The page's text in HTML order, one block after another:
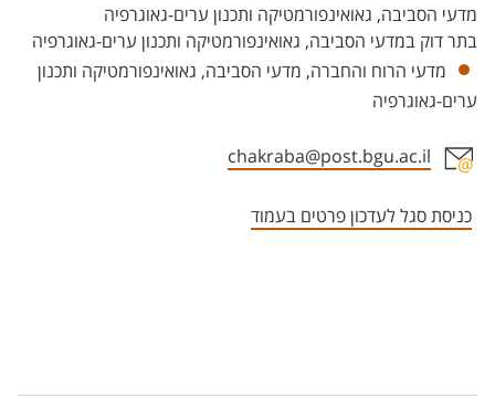
מדעי הסביבה, גאואינפורמטיקה ותכנון ערים-גאוגרפיה
בתר דוק במדעי הסביבה, גאואינפורמטיקה ותכנון ערים-גאוגרפיה
מדעי הרוח והחברה, מדעי הסביבה, גאואינפורמטיקה ותכנון
ערים-גאוגרפיה
chakraba@post.bgu.ac.il
כניסת סגל לעדכון פרטים בעמוד